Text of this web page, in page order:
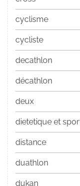
cyclisme
cycliste
decathlon
décathlon
deux
dietetique et
distance
duathlon
dukan